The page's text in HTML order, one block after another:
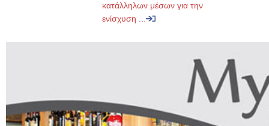
κατάλληλων μέσων για την
ενίσχυση ...